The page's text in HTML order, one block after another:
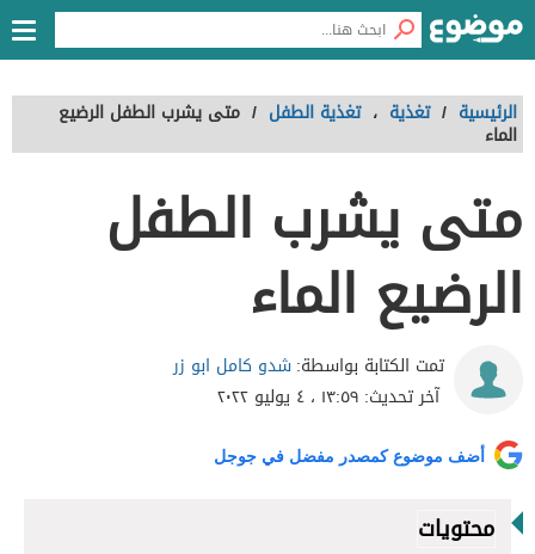
الرئيسية / تغذية ، تغذية الطفل / متى يشرب الطفل الرضيع
الماء
متى يشرب الطفل
الرضيع الماء
تمت الكتابة بواسطة:شدو كامل ابو زر
آخر تحديث: ١٣:٥٩ ، ٤ يوليو ٢٠٢٢
أضف موضوع كمصدر مفضل في جوجل
محتويات